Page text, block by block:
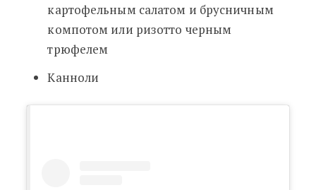
картофельным салатом и брусничным
компотом или ризотто черным
трюфелем
Канноли